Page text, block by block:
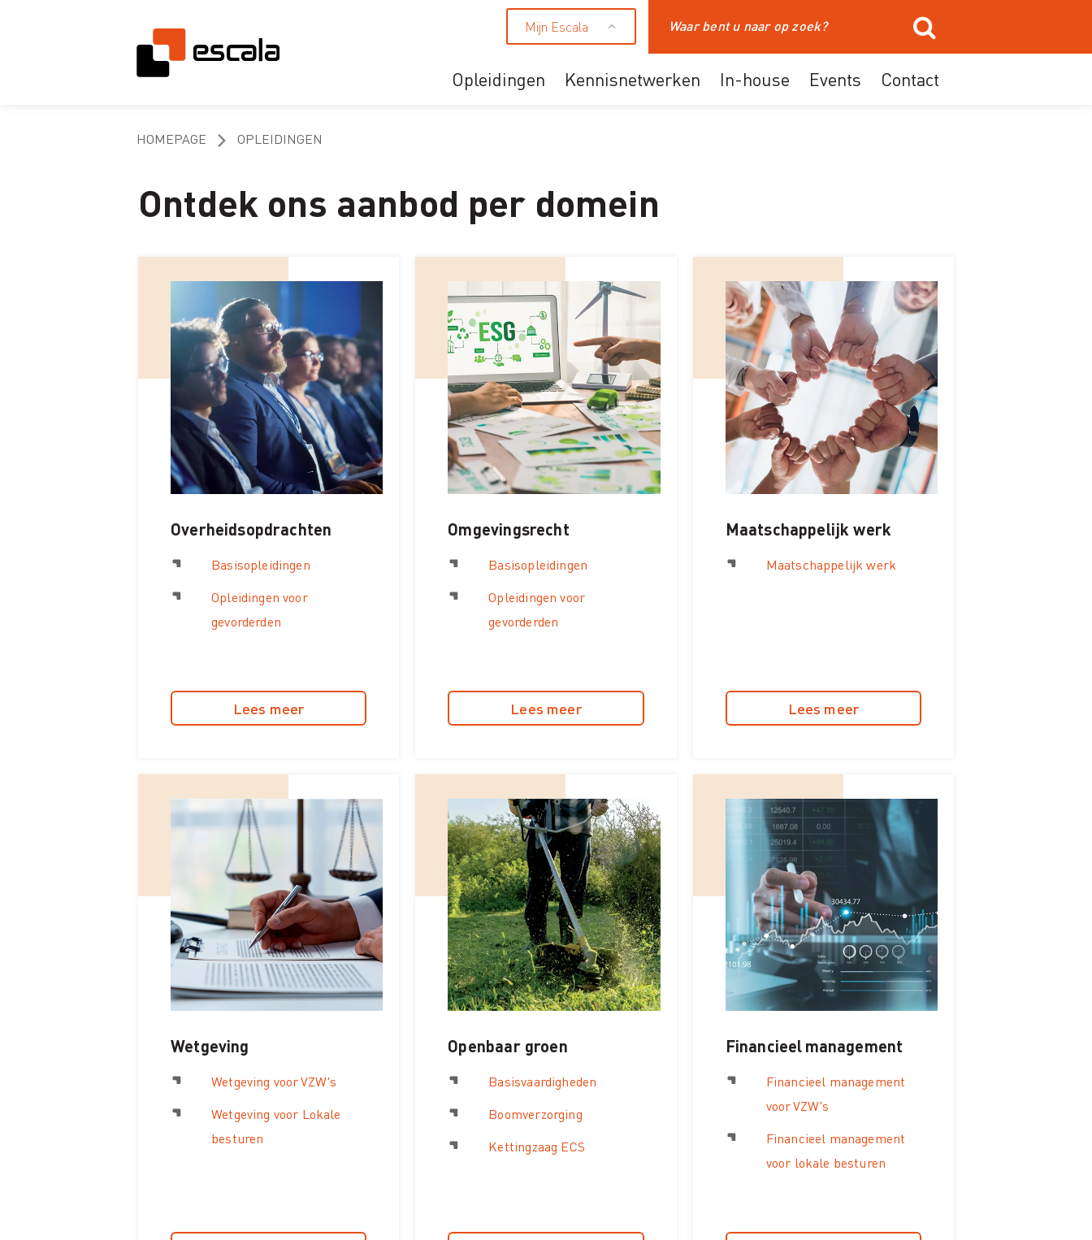
Mijn Escala Zoeken
Opleidingen Kennisnetwerken In-house Events Contact
HOMEPAGE OPLEIDINGEN
Ontdek ons aanbod per domein
Overheidsopdrachten
Basisopleidingen
Opleidingen voor
gevorderden
Lees meer
Omgevingsrecht
Basisopleidingen
Opleidingen voor
gevorderden
Lees meer
Maatschappelijk werk
Maatschappelijk werk
Lees meer
Wetgeving
Wetgeving voor VZW's
Wetgeving voor Lokale
besturen
Openbaar groen
Basisvaardigheden
Boomverzorging
Kettingzaag ECS
Financieel management
Financieel management
voor VZW's
Financieel management
voor lokale besturen